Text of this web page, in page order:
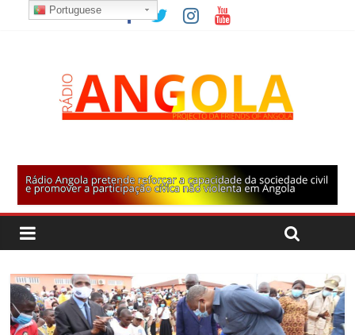
Portuguese